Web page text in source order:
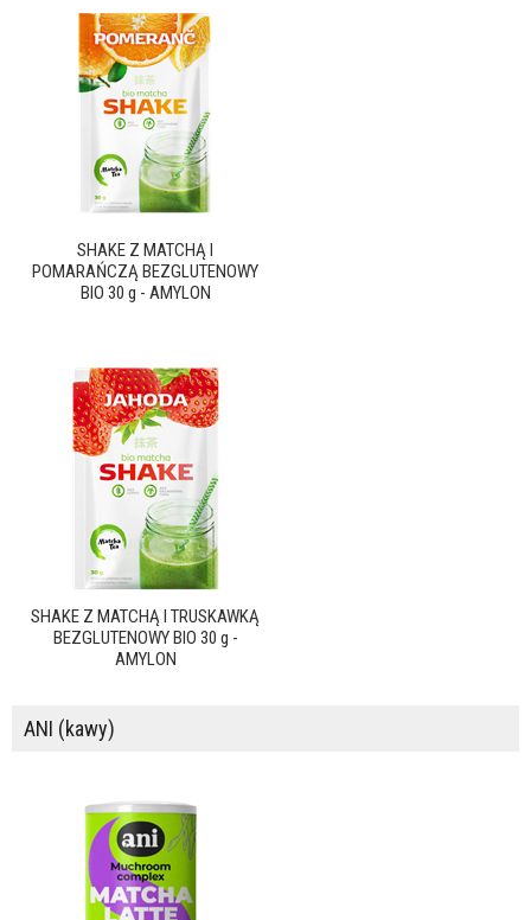
SHAKE Z MATCHĄ I
POMARAŃCZĄ BEZGLUTENOWY
BIO 30 g - AMYLON
SHAKE Z MATCHĄ I TRUSKAWKĄ
BEZGLUTENOWY BIO 30 g -
AMYLON
ANI (kawy)